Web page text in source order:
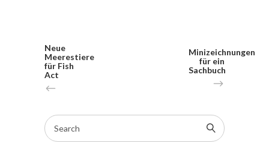
Neue
Meerestiere
für Fish
Act
Minizeichnungen
für ein
Sachbuch
Search
for: